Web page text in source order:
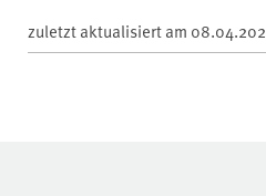
zuletzt aktualisiert am